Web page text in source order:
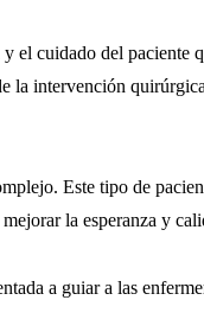
el cuidado del paciente
la intervención
Este tipo de
la esperanza y
a guiar a las